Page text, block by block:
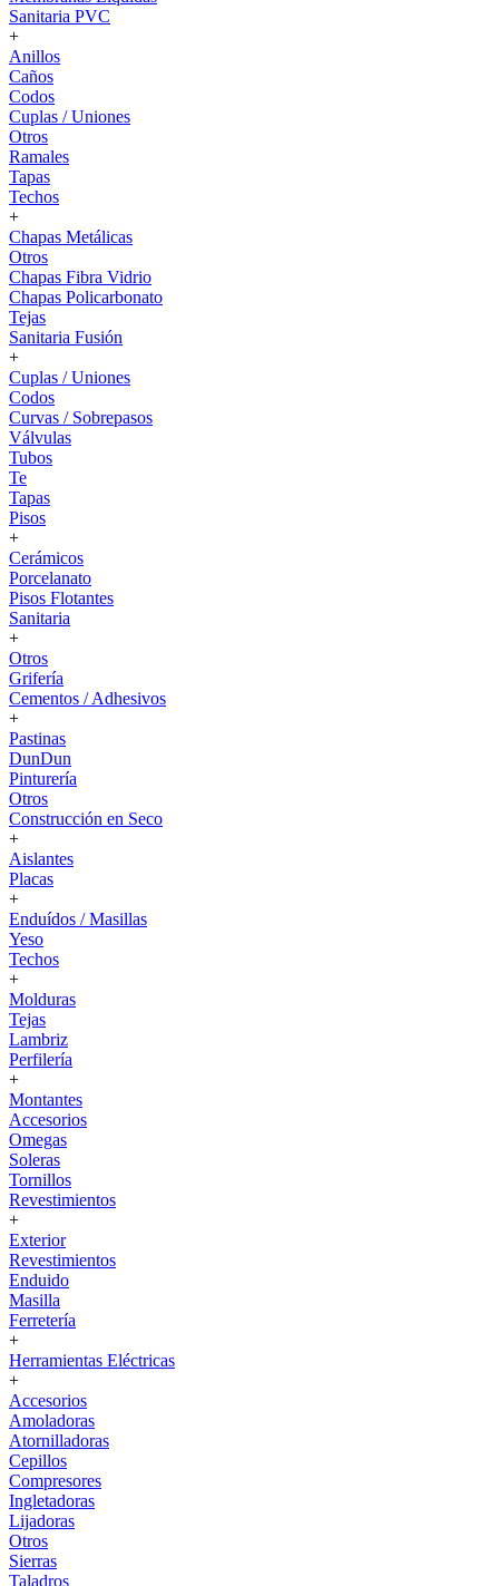
Sanitaria PVC
+
Anillos
Caños
Codos
Cuplas / Uniones
Otros
Ramales
Tapas
Techos
+
Chapas Metálicas
Otros
Chapas Fibra Vidrio
Chapas Policarbonato
Tejas
Sanitaria Fusión
+
Cuplas / Uniones
Codos
Curvas / Sobrepasos
Válvulas
Tubos
Te
Tapas
Pisos
+
Cerámicos
Porcelanato
Pisos Flotantes
Sanitaria
+
Otros
Grifería
Cementos / Adhesivos
+
Pastinas
DunDun
Pinturería
Otros
Construcción en Seco
+
Aislantes
Placas
+
Enduídos / Masillas
Yeso
Techos
+
Molduras
Tejas
Lambriz
Perfilería
+
Montantes
Accesorios
Omegas
Soleras
Tornillos
Revestimientos
+
Exterior
Revestimientos
Enduido
Masilla
Ferretería
+
Herramientas Eléctricas
+
Accesorios
Amoladoras
Atornilladoras
Cepillos
Compresores
Ingletadoras
Lijadoras
Otros
Sierras
Taladros